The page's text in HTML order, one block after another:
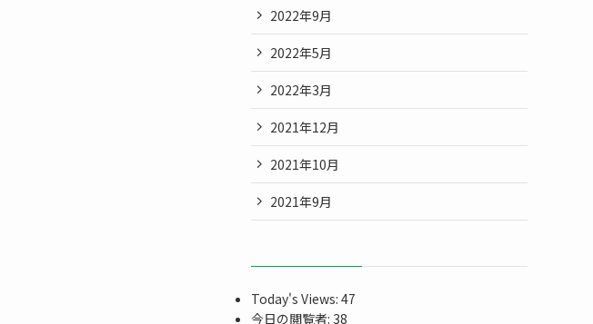
2022年9月
2022年5月
2022年3月
2021年12月
2021年10月
2021年9月
Today's Views: 47
今日の閲覧者: 38